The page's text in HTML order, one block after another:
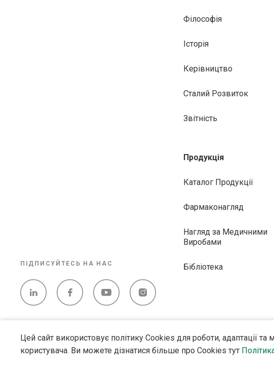
Цей сайт використовує політику Cookies для роботи, адаптації та
користувача. Ви можете дізнатися більше про Cookies тут
Філософія
Історія
Керівництво
Сталий Розвиток
Звітність
Продукція
Каталог Продукції
Фармаконагляд
Нагляд за Медичними
Виробами
Бібліотека
ПІДПИСУЙТЕСЬ НА НАС